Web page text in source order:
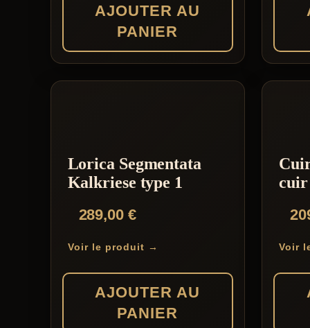
AJOUTER AU
PANIER
Lorica Segmentata
Kalkriese type 1
289,00 €
Voir le produit →
AJOUTER AU
PANIER
Voir